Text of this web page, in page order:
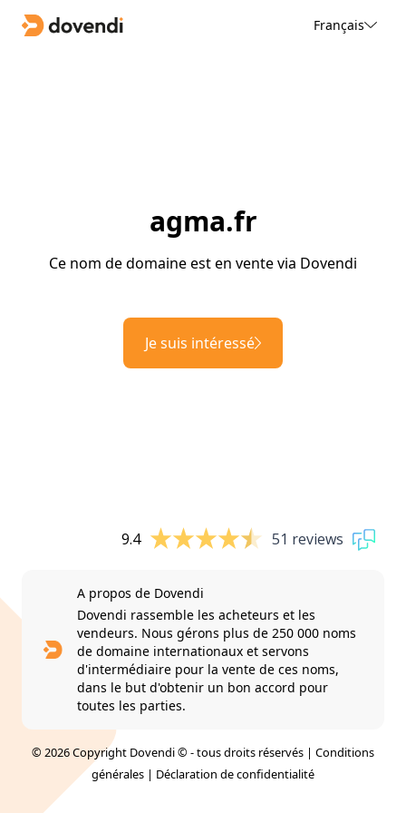
Français
agma.fr
Ce nom de domaine est en vente via Dovendi
Je suis intéressé
9.4 51 reviews
A propos de Dovendi
Dovendi rassemble les acheteurs et les
vendeurs. Nous gérons plus de 250 000 noms
de domaine internationaux et servons
d'intermédiaire pour la vente de ces noms,
dans le but d'obtenir un bon accord pour
toutes les parties.
© 2026 Copyright Dovendi © - tous droits réservés | Conditions
générales | Déclaration de confidentialité